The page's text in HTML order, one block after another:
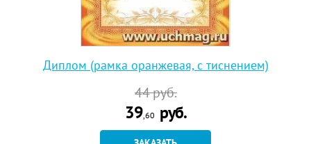
Диплом (рамка оранжевая, с тиснением)
44руб.
39,60 руб.